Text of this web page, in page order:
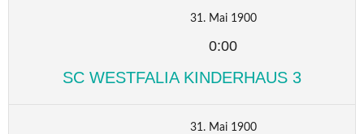
31. Mai 1900
0:00
SC WESTFALIA KINDERHAUS 3
31. Mai 1900